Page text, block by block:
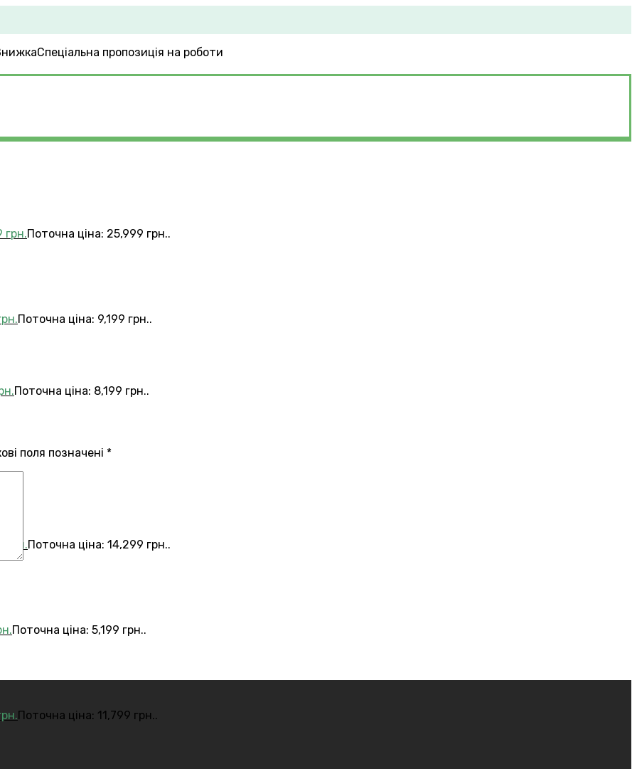
Спеціальна пропозиція на роботи
грн.Поточна ціна: 25,999 грн..
Поточна ціна: 9,199 грн..
Поточна ціна: 8,199 грн..
грн.Поточна ціна: 14,299 грн..
Поточна ціна: 5,199 грн..
Поточна ціна: 11,799 грн..
поля позначені *